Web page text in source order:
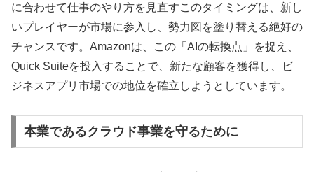
に合わせて仕事のやり方を見直すこのタイミングは、新し
いプレイヤーが市場に参入し、勢力図を塗り替える絶好の
チャンスです。Amazonは、この「AIの転換点」を捉え、
Quick Suiteを投入することで、新たな顧客を獲得し、ビ
ジネスアプリ市場での地位を確立しようとしています。
本業であるクラウド事業を守るために